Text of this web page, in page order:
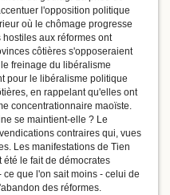
l'opposition politique
où le chômage progresse
aux réformes ont
côtières s'opposeraient
freinage du libéralisme
pour le libéralisme politique
en rappelant qu'elles ont
concentrationnaire maoïste.
se maintient-elle ? Le
contraires qui, vues
Les manifestations de Tien
le fait de démocrates
que l'on sait moins - celui de
des réformes.